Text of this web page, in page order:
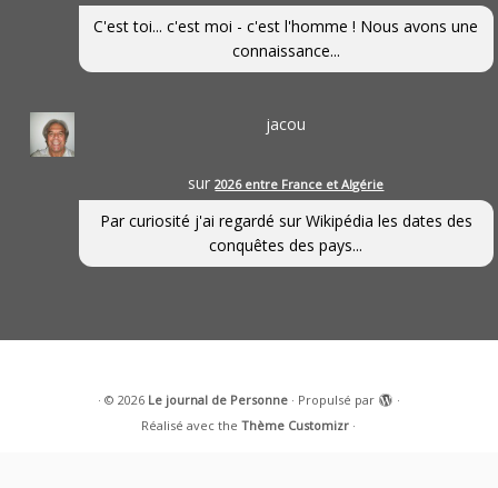
C'est toi... c'est moi - c'est l'homme ! Nous avons une
connaissance...
jacou
sur2026 entre France et Algérie
Par curiosité j'ai regardé sur Wikipédia les dates des
conquêtes des pays...
· © 2026 Le journal de Personne· Propulsé par
·
Réalisé avec theThème Customizr ·